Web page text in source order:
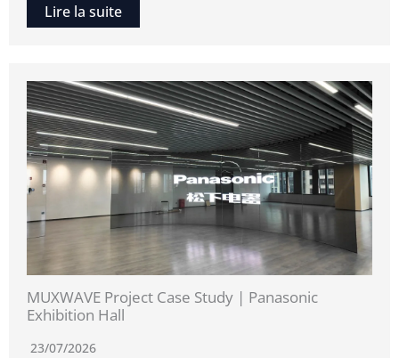
Lire la suite
MUXWAVE Project Case Study | Panasonic
Exhibition Hall
23/07/2026